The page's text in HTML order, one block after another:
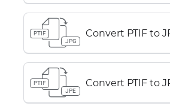
PTIF
JPG
Convert PTIF to
PTIF
JPE
Convert PTIF to